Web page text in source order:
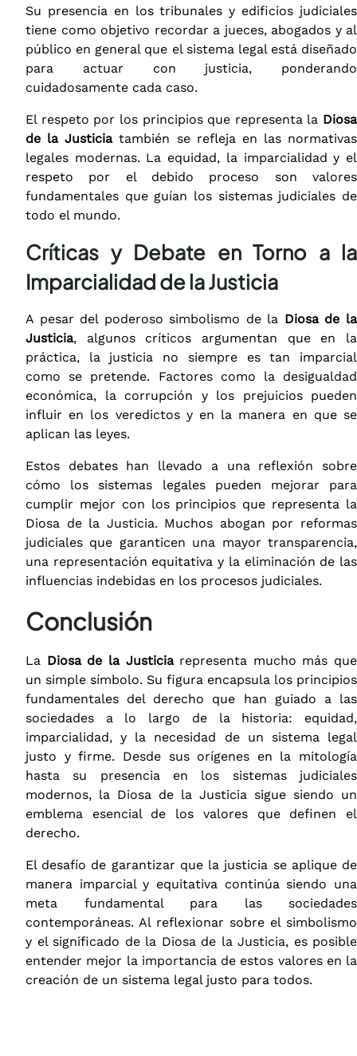
Su presencia en los tribunales y edificios judiciales
tiene como objetivo recordar a jueces, abogados y al
público en general que el sistema legal está diseñado
para actuar con justicia, ponderando
cuidadosamente cada caso.
El respeto por los principios que representa la Diosa
de la Justiciatambién se refleja en las normativas
legales modernas. La equidad, la imparcialidad y el
respeto por el debido proceso son valores
fundamentales que guían los sistemas judiciales de
todo el mundo.
Críticas y Debate en Torno a la
Imparcialidad de la Justicia
A pesar del poderoso simbolismo de la Diosa de la
Justicia, algunos críticos argumentan que en la
práctica, la justicia no siempre es tan imparcial
como se pretende. Factores como la desigualdad
económica, la corrupción y los prejuicios pueden
influir en los veredictos y en la manera en que se
aplican las leyes.
Estos debates han llevado a una reflexión sobre
cómo los sistemas legales pueden mejorar para
cumplir mejor con los principios que representa la
Diosa de la Justicia. Muchos abogan por reformas
judiciales que garanticen una mayor transparencia,
una representación equitativa y la eliminación de las
influencias indebidas en los procesos judiciales.
Conclusión
La Diosa de la Justicia representa mucho más que
un simple símbolo. Su figura encapsula los principios
fundamentales del derecho que han guiado a las
sociedades a lo largo de la historia: equidad,
imparcialidad, y la necesidad de un sistema legal
justo y firme. Desde sus orígenes en la mitología
hasta su presencia en los sistemas judiciales
modernos, la Diosa de la Justicia sigue siendo un
emblema esencial de los valores que definen el
derecho.
El desafío de garantizar que la justicia se aplique de
manera imparcial y equitativa continúa siendo una
meta fundamental para las sociedades
contemporáneas. Al reflexionar sobre el simbolismo
y el significado de la Diosa de la Justicia, es posible
entender mejor la importancia de estos valores en la
creación de un sistema legal justo para todos.